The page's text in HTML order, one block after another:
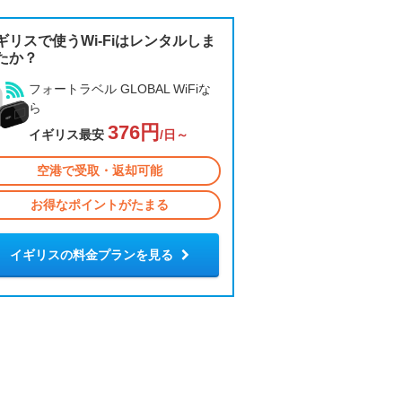
リスで使うWi-Fiはレンタルしま
か？
フォートラベル GLOBAL WiFiな
ら
イギリス最安 376円 /日～
空港で受取・返却可能
お得なポイントがたまる
イギリスの料金プランを見る